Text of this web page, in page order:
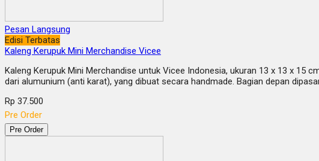
Pesan Langsung
Edisi Terbatas
Kaleng Kerupuk Mini Merchandise Vicee
Kaleng Kerupuk Mini Merchandise untuk Vicee Indonesia, ukuran 13 x 13 x 15
dari alumunium (anti karat), yang dibuat secara handmade. Bagian depan
Rp 37.500
Pre Order
Pre Order